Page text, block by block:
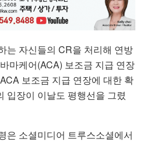
는 자신들의 CR을 처리해 연방
마케어(ACA) 보조금 지급 연장
보조금 지급 연장에 대한 확
입장이 이날도 평행선을 그렸
은 소셜미디어 트루스소셜에서